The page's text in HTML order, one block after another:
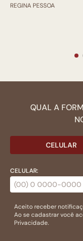
REGINA PESSOA
QUAL A
CELULAR
CELULAR:
Aceito receber
Ao se cadastrar você
Privacidade.